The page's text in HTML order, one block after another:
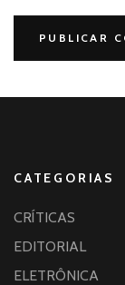
CATEGORIAS
CRÍTICAS
EDITORIAL
ELETRÔNICA